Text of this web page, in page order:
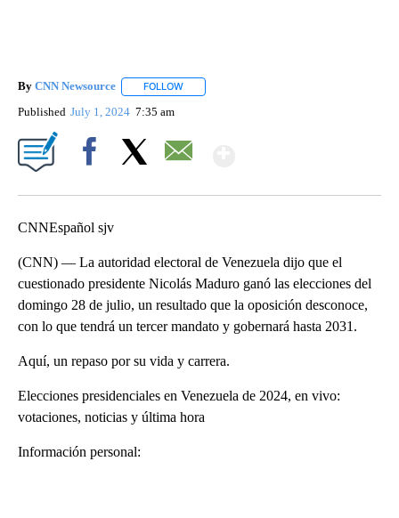
By CNN Newsource FOLLOW
Published July 1, 2024 7:35 am
CNNEspañol sjv
(CNN) — La autoridad electoral de Venezuela dijo que el
cuestionado presidente Nicolás Maduro ganó las elecciones del
domingo 28 de julio, un resultado que la oposición desconoce,
con lo que tendrá un tercer mandato y gobernará hasta 2031.
Aquí, un repaso por su vida y carrera.
Elecciones presidenciales en Venezuela de 2024, en vivo:
votaciones, noticias y última hora
Información personal: